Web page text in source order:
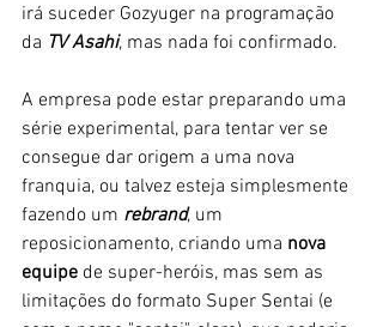
irá suceder Gozyuger na programação
da TV Asahi, mas nada foi confirmado.
A empresa pode estar preparando uma
série experimental, para tentar ver se
consegue dar origem a uma nova
franquia, ou talvez esteja simplesmente
fazendo um rebrand, um
reposicionamento, criando uma nova
equipe de super-heróis, mas sem as
limitações do formato Super Sentai (e